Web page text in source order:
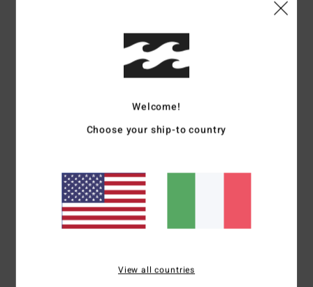
Codice colore
vestibilità comoda, vita media, gamba dritta
Patta con zip e bottone
Etichetta con logo a bandiera sul retro del cinturino
Composizione[Tessuto principale] 100% cotone
Spedizioni e Resi
Welcome!
Choose your ship-to country
View all countries